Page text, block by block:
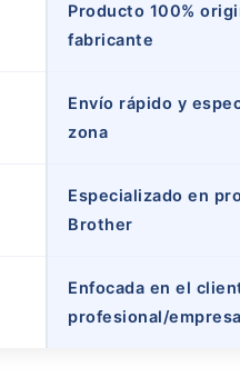
Producto 100%
fabricante
Envío rápido y
zona
Especializado en
Brother
Enfocada en el
profesional/empresa